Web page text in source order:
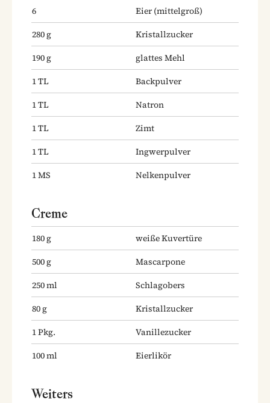
6
Eier (mittelgroß)
280g
Kristallzucker
190g
glattes Mehl
1TL
Backpulver
1TL
Natron
1TL
Zimt
1TL
Ingwerpulver
1MS Nelkenpulver
Creme
180g
weiße Kuvertüre
500g
Mascarpone
250ml
Schlagobers
80g
Kristallzucker
1Pkg.
Vanillezucker
100ml Eierlikör
Weiters